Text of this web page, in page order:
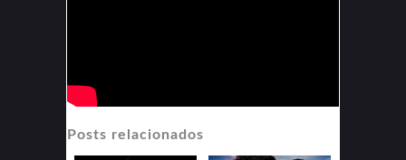
Posts relacionados